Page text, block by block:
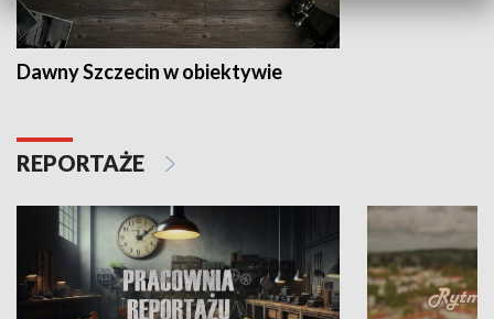
Dawny Szczecin w obiektywie
REPORTAŻE